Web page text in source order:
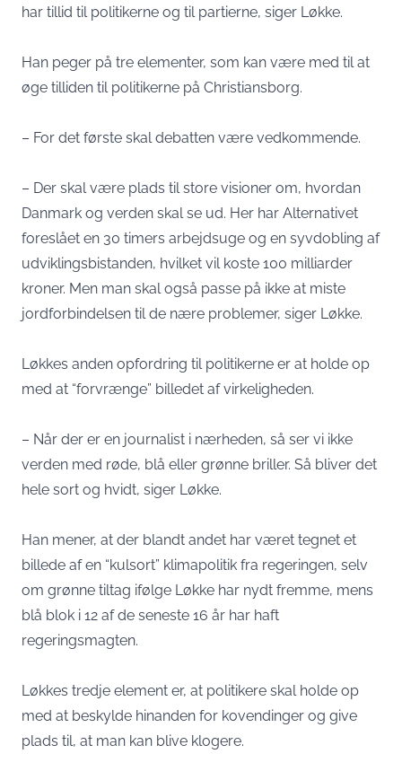
har tillid til politikerne og til partierne, siger Løkke.
Han peger på tre elementer, som kan være med til at
øge tilliden til politikerne på Christiansborg.
– For det første skal debatten være vedkommende.
– Der skal være plads til store visioner om, hvordan
Danmark og verden skal se ud. Her har Alternativet
foreslået en 30 timers arbejdsuge og en syvdobling af
udviklingsbistanden, hvilket vil koste 100 milliarder
kroner. Men man skal også passe på ikke at miste
jordforbindelsen til de nære problemer, siger Løkke.
Løkkes anden opfordring til politikerne er at holde op
med at “forvrænge” billedet af virkeligheden.
– Når der er en journalist i nærheden, så ser vi ikke
verden med røde, blå eller grønne briller. Så bliver det
hele sort og hvidt, siger Løkke.
Han mener, at der blandt andet har været tegnet et
billede af en “kulsort” klimapolitik fra regeringen, selv
om grønne tiltag ifølge Løkke har nydt fremme, mens
blå blok i 12 af de seneste 16 år har haft
regeringsmagten.
Løkkes tredje element er, at politikere skal holde op
med at beskylde hinanden for kovendinger og give
plads til, at man kan blive klogere.